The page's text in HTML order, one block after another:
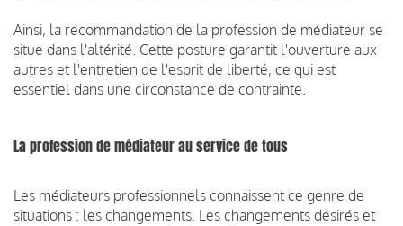
Ainsi, la recommandation de la profession de médiateur se
situe dans l'altérité. Cette posture garantit l'ouverture aux
autres et l'entretien de l'esprit de liberté, ce qui est
essentiel dans une circonstance de contrainte.
La profession de médiateur au service de tous
Les médiateurs professionnels connaissent ce genre de
situations : les changements. Les changements désirés et